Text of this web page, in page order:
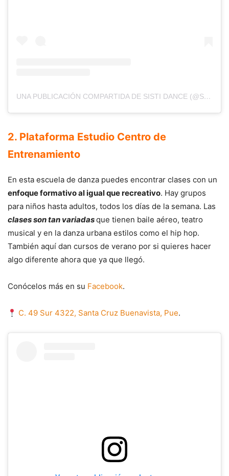
UNA PUBLICACIÓN COMPARTIDA DE SISTI DANCE (@SISTIDANCE)
2. Plataforma Estudio Centro de
Entrenamiento
En esta escuela de danza puedes encontrar clases con un
enfoque formativo al igual que recreativo. Hay grupos
para niños hasta adultos, todos los días de la semana. Las
clases son tan variadasque tienen baile aéreo, teatro
musical y en la danza urbana estilos como el hip hop.
También aquí dan cursos de verano por si quieres hacer
algo diferente ahora que ya que llegó.
Conócelos más en su Facebook.
C. 49 Sur 4322, Santa Cruz Buenavista, Pue.